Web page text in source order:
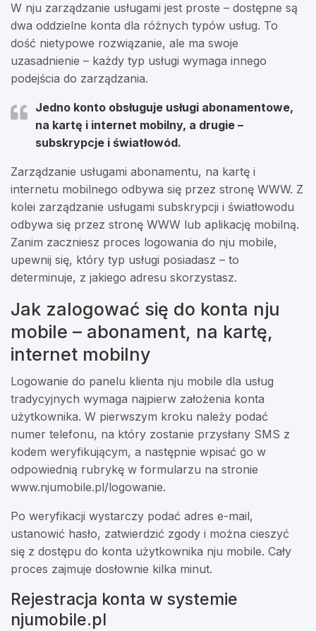
W nju zarządzanie usługami jest proste – dostępne są
dwa oddzielne konta dla różnych typów usług. To
dość nietypowe rozwiązanie, ale ma swoje
uzasadnienie – każdy typ usługi wymaga innego
podejścia do zarządzania.
Jedno konto obsługuje usługi abonamentowe,
na kartę i internet mobilny, a drugie –
subskrypcje i światłowód.
Zarządzanie usługami abonamentu, na kartę i
internetu mobilnego odbywa się przez stronę WWW. Z
kolei zarządzanie usługami subskrypcji i światłowodu
odbywa się przez stronę WWW lub aplikację mobilną.
Zanim zaczniesz proces logowania do nju mobile,
upewnij się, który typ usługi posiadasz – to
determinuje, z jakiego adresu skorzystasz.
Jak zalogować się do konta nju
mobile – abonament, na kartę,
internet mobilny
Logowanie do panelu klienta nju mobile dla usług
tradycyjnych wymaga najpierw założenia konta
użytkownika. W pierwszym kroku należy podać
numer telefonu, na który zostanie przysłany SMS z
kodem weryfikującym, a następnie wpisać go w
odpowiednią rubrykę w formularzu na stronie
www.njumobile.pl/logowanie.
Po weryfikacji wystarczy podać adres e-mail,
ustanowić hasło, zatwierdzić zgody i można cieszyć
się z dostępu do konta użytkownika nju mobile. Cały
proces zajmuje dosłownie kilka minut.
Rejestracja konta w systemie
njumobile.pl